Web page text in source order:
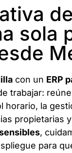
sola
con un ERP
trabajar:
la
propietarias
,
para